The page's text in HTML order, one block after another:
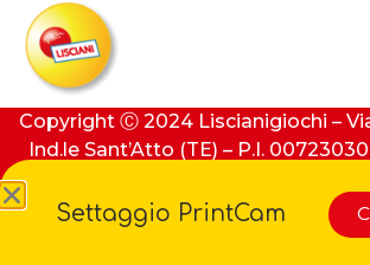
Copyright Ⓒ 2024 Liscianigiochi –
Ind.le Sant’Atto (TE) – P.I.
Settaggio PrintCam